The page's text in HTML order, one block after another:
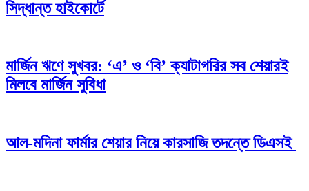
সিদ্ধান্ত হাইকোর্টে
মার্জিন ঋণে সুখবর: ‘এ’ ও ‘বি’ ক্যাটাগরির সব শেয়ারই
মিলবে মার্জিন সুবিধা
আল-মদিনা ফার্মার শেয়ার নিয়ে কারসাজি তদন্তে ডিএসই